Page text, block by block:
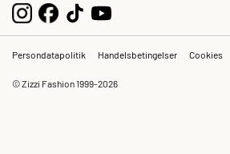
Persondatapolitik Handelsbetingelser Cookies
© Zizzi Fashion 1999-2026